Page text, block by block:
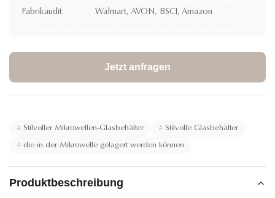
Fabrikaudit:
Walmart, AVON, BSCI, Amazon
Jetzt anfragen
# Stilvoller Mikrowellen-Glasbehälter # Stilvolle Glasbehälter
# die in der Mikrowelle gelagert werden können
Produktbeschreibung